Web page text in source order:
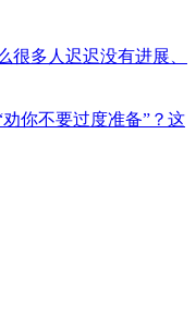
很多人迟迟没有进展、
你不要过度准备”？这